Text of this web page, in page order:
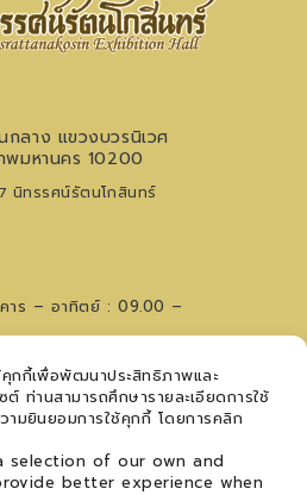
กกี้เพื่อพัฒนาประสิทธิภาพและ
ท่านสามารถศึกษารายละเอียดการใช้
ามยินยอมการใช้คุกกี้ โดยการคลิก
selection of our own and
better experience when
กลาง แขวงบวรนิเวศ
พมหานคร 10200
นิทรรศน์รัตนโกสินทร์
าร – อาทิตย์ : 09.00 –
ฯ 09 5476 5868